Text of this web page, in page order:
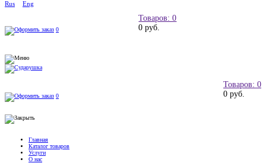
Rus Eng
Товаров: 0
0 руб.
0
Товаров: 0
0 руб.
0
Главная
Каталог товаров
Услуги
О нас